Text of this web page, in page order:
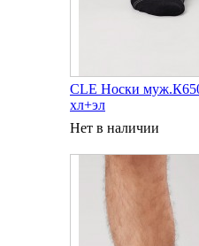
CLE Носки
хл+эл
Нет в наличии